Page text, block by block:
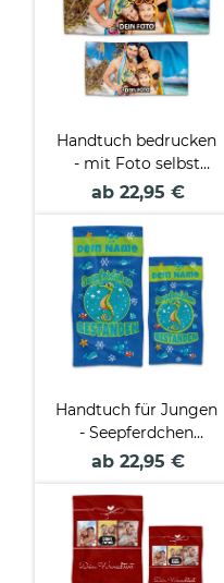
Handtuch bedrucken
- mit Foto selbst
gestalten - in zwei
Formaten
ab 22,95 €
Handtuch für Jungen
- Seepferdchen
bestanden - mit
ab 22,95 €